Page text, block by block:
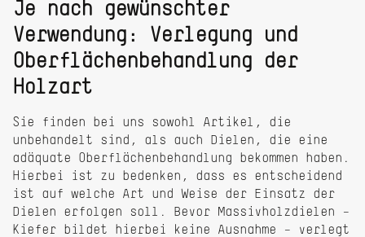
Je nach gewünschter
Verwendung: Verlegung und
Oberflächenbehandlung der
Holzart
Sie finden bei uns sowohl Artikel, die
unbehandelt sind, als auch Dielen, die eine
adäquate Oberflächenbehandlung bekommen haben.
Hierbei ist zu bedenken, dass es entscheidend
ist auf welche Art und Weise der Einsatz der
Dielen erfolgen soll. Bevor Massivholzdielen –
Kiefer bildet hierbei keine Ausnahme – verlegt